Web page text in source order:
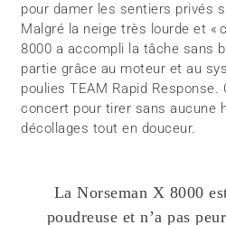
pour damer les sentiers privés
Malgré la neige très lourde et «
8000 a accompli la tâche sans
partie grâce au moteur et au
poulies TEAM Rapid Response.
concert pour tirer sans aucune
décollages tout en douceur.
La Norseman X 8000
poudreuse et n’a pas